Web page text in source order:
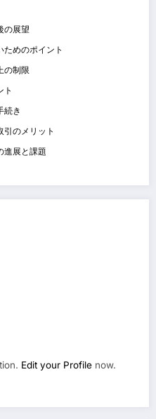
の展望
めのポイント
の制限
ト
続き
のメリット
進展と課題
Edit your Profile now.